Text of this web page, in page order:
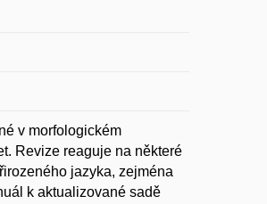
v morfologickém
Revize reaguje na některé
jazyka, zejména
k aktualizované sadě